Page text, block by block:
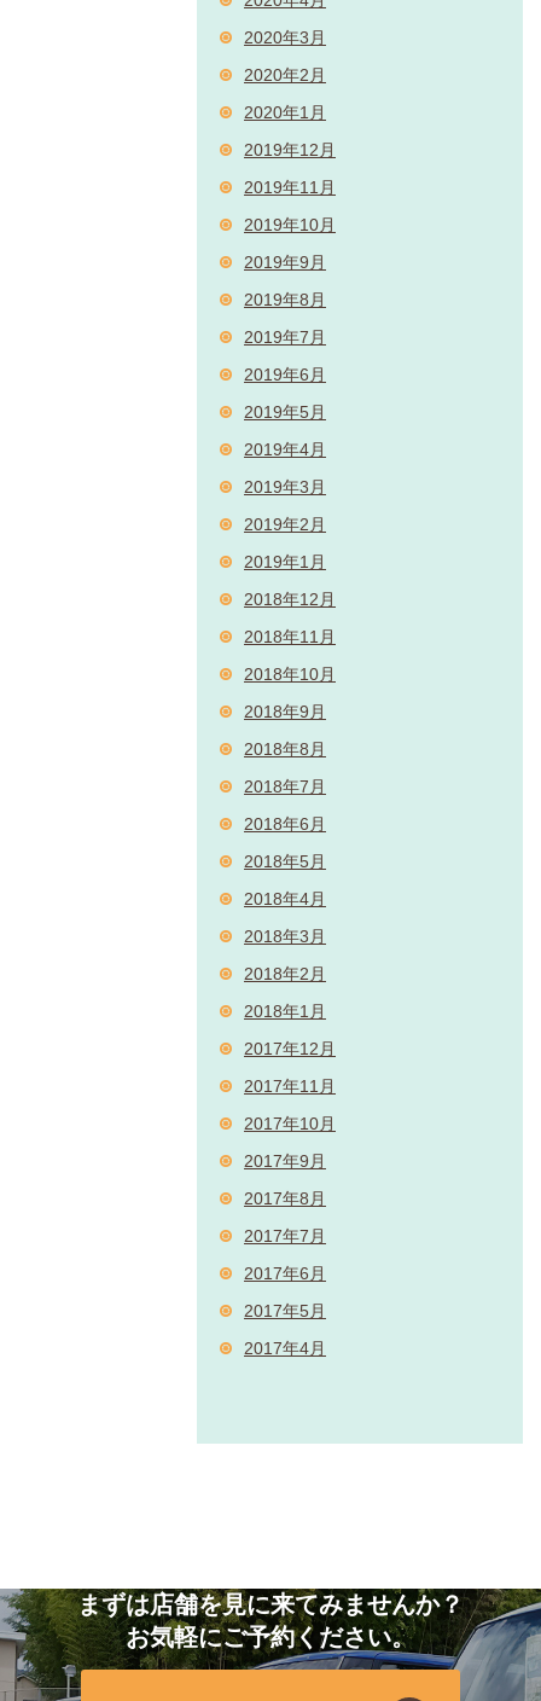
2020年3月
2020年2月
2020年1月
2019年12月
2019年11月
2019年10月
2019年9月
2019年8月
2019年7月
2019年6月
2019年5月
2019年4月
2019年3月
2019年2月
2019年1月
2018年12月
2018年11月
2018年10月
2018年9月
2018年8月
2018年7月
2018年6月
2018年5月
2018年4月
2018年3月
2018年2月
2018年1月
2017年12月
2017年11月
2017年10月
2017年9月
2017年8月
2017年7月
2017年6月
2017年5月
2017年4月
まずは店舗を見に来てみませんか？
お気軽にご予約ください。